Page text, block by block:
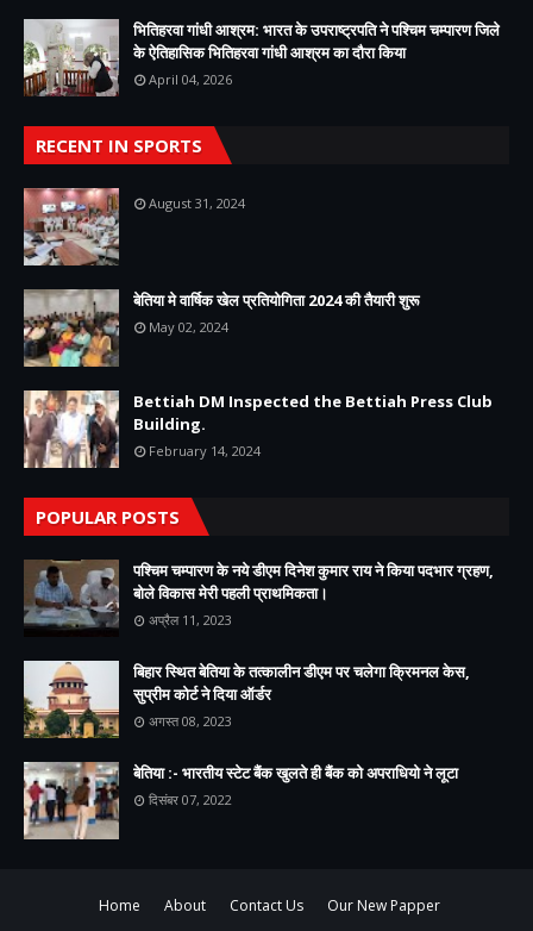
भितिहरवा गांधी आश्रम: भारत के उपराष्ट्रपति ने पश्चिम चम्पारण जिले
के ऐतिहासिक भितिहरवा गांधी आश्रम का दौरा किया
April 04, 2026
RECENT IN SPORTS
August 31, 2024
बेतिया मे वार्षिक खेल प्रतियोगिता 2024 की तैयारी शुरू
May 02, 2024
Bettiah DM Inspected the Bettiah Press Club
Building.
February 14, 2024
POPULAR POSTS
पश्चिम चम्पारण के नये डीएम दिनेश कुमार राय ने किया पदभार ग्रहण,
बोले विकास मेरी पहली प्राथमिकता।
अप्रैल 11, 2023
बिहार स्थित बेतिया के तत्कालीन डीएम पर चलेगा क्रिमनल केस,
सुप्रीम कोर्ट ने दिया ऑर्डर
अगस्त 08, 2023
बेतिया :- भारतीय स्टेट बैंक खुलते ही बैंक को अपराधियो ने लूटा
दिसंबर 07, 2022
Home About Contact Us Our New Papper